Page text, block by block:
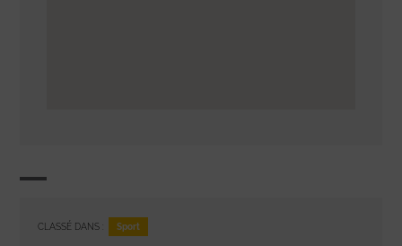
CLASSÉ DANS : Sport